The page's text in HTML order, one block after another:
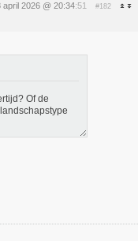
april 2026 @ 20:34:51 #182
Of de